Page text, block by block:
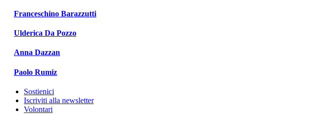
Franceschino Barazzutti
Ulderica Da Pozzo
Anna Dazzan
Paolo Rumiz
Sostienici
Iscriviti alla newsletter
Volontari